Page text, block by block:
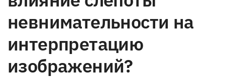
невнимательности на
интерпретацию
изображений?